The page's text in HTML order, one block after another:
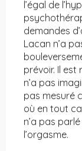
l’égal de
demandes
Lacan n’a
prévoir. Il est
n’a pas
pas mesuré
où en tout
n’a pas
l’orgasme.